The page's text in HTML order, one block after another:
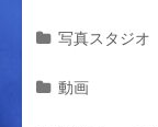
写真スタジオ
動画